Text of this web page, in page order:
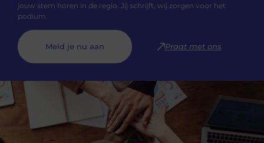
jouw stem horen in de regio. Jij schrijft, wij zorgen voor het
podium.
Meld je nu aan Praat met ons